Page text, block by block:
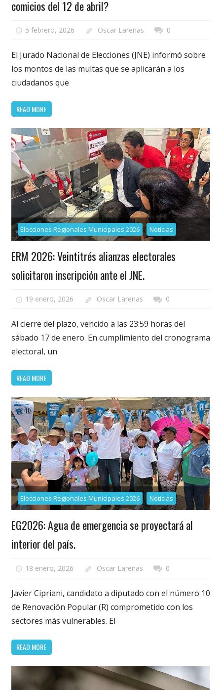
comicios del 12 de abril?
5 febrero, 2026 Oscar Larenas 0
El Jurado Nacional de Elecciones (JNE) informó sobre
los montos de las multas que se aplicarán a los
ciudadanos que
READ MORE
Elecciones Regionales Municipales 2026 Noticias
ERM 2026: Veintitrés alianzas electorales
solicitaron inscripción ante el JNE.
19 enero, 2026 Oscar Larenas 0
Al cierre del plazo, vencido a las 23:59 horas del
sábado 17 de enero. En cumplimiento del cronograma
electoral, un
READ MORE
Elecciones Regionales Municipales 2026 Noticias
EG2026: Agua de emergencia se proyectará al
interior del país.
18 enero, 2026 Oscar Larenas 0
Javier Cipriani, candidato a diputado con el número 10
de Renovación Popular (R) comprometido con los
sectores más vulnerables. El
READ MORE